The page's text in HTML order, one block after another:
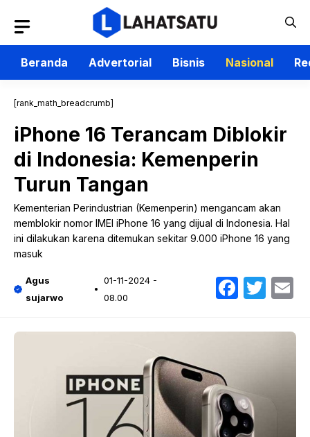
isi
Beranda
Advertorial Bisnis Nasional
[rank_math_breadcrumb]
iPhone 16 Terancam Diblokir
di Indonesia: Kemenperin
Turun Tangan
Kementerian Perindustrian (Kemenperin) mengancam akan
memblokir nomor IMEI iPhone 16 yang dijual di Indonesia. Hal
ini dilakukan karena ditemukan sekitar 9.000 iPhone 16 yang
masuk
Agus
sujarwo
01-11-2024 -
08.00